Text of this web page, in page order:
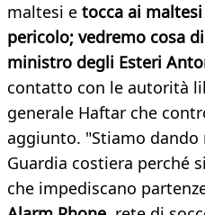
maltesi e tocca ai
pericolo; vedremo cosa
ministro degli Esteri
contatto con le autorità
generale Haftar che
aggiunto. "Stiamo
Guardia costiera perché
che impediscano